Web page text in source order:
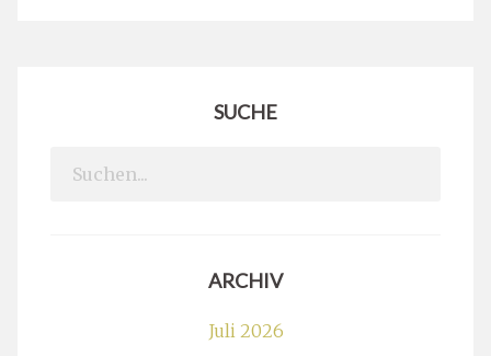
SUCHE
Search
ARCHIV
Juli 2026